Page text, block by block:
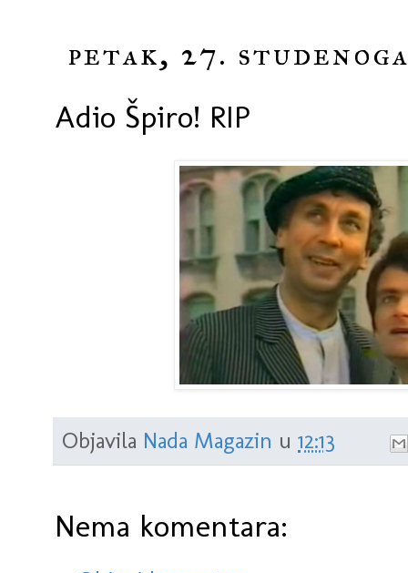
petak, 27.
Adio Špiro! RIP
Objavila Nada Magazin u 12:13
Nema komentara: